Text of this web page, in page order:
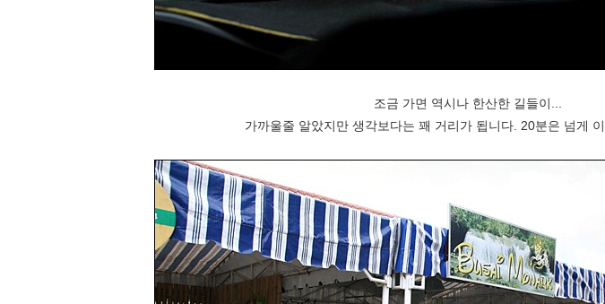
조금 가면 역시나 한산한 길들이...
가까울줄 알았지만 생각보다는 꽤 거리가 됩니다. 20분은 넘게 이